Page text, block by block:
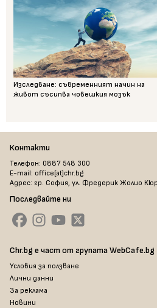
Изследване: съвременният начин на
живот съсипва човешкия мозък
Контакти
Телефон: 0887 548 300
E-mail: office[at]chr.bg
Адрес: гр. София, ул. Фредерик Жолио
Последвайте ни
Chr.bg е част от групата WebCafe.bg
Условия за ползване
Лични данни
За реклама
Новини